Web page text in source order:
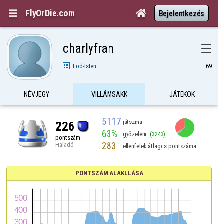
 FlyOrDie.com  Bejelentkezés
charlyfran ☰
Fod-Isten 69
NÉVJEGY VILLÁMSAKK JÁTÉKOK
226
pontszám
Haladó
5117 játszma
63% győzelem (3243)
283 ellenfelek átlagos pontszáma
PONTSZÁM ALAKULÁSA